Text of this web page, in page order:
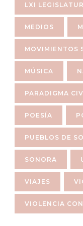
LXI
MEDIOS
MOVIMIENTOS
MÚSICA
PARADIGMA
POESÍA
PUEBLOS DE
SONORA
VIAJES
VIOLENCIA